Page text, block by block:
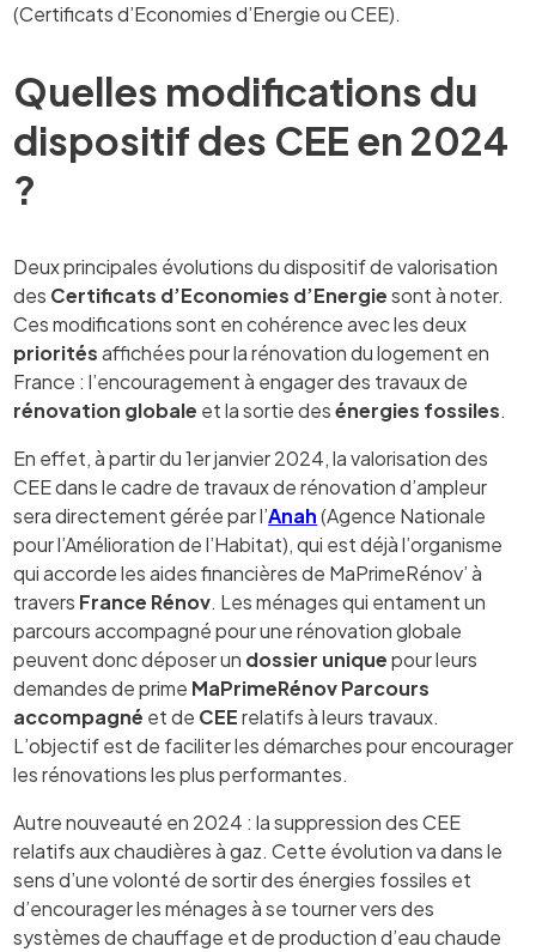
(Certificats d’Economies d’Energie ou CEE).
Quelles modifications du
dispositif des CEE en 2024
?
Deux principales évolutions du dispositif de valorisation
des Certificats d’Economies d’Energiesont à noter.
Ces modifications sont en cohérence avec les deux
prioritésaffichées pour la rénovation du logement en
France : l’encouragement à engager des travaux de
rénovation globale et la sortie desénergies fossiles.
En effet, à partir du 1er janvier 2024, la valorisation des
CEE dans le cadre de travaux de rénovation d’ampleur
sera directement gérée par l’Anah(Agence Nationale
pour l’Amélioration de l’Habitat), qui est déjà l’organisme
qui accorde les aides financières de MaPrimeRénov’ à
travers France Rénov. Les ménages qui entament un
parcours accompagné pour une rénovation globale
peuvent donc déposer un dossier uniquepour leurs
demandes de prime MaPrimeRénov Parcours
accompagné et de CEErelatifs à leurs travaux.
L’objectif est de faciliter les démarches pour encourager
les rénovations les plus performantes.
Autre nouveauté en 2024 : la suppression des CEE
relatifs aux chaudières à gaz. Cette évolution va dans le
sens d’une volonté de sortir des énergies fossiles et
d’encourager les ménages à se tourner vers des
systèmes de chauffage et de production d’eau chaude